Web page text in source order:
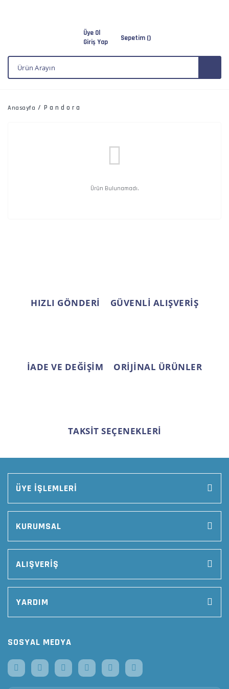
Üye Ol
Giriş Yap
Sepetim ()
Anasayfa Pandora
Ürün Bulunamadı.
HIZLI GÖNDERİ GÜVENLİ ALIŞVERİŞ
İADE VE DEĞİŞİM ORİJİNAL ÜRÜNLER
TAKSİT SEÇENEKLERİ
ÜYE İŞLEMLERİ
KURUMSAL
ALIŞVERİŞ
YARDIM
SOSYAL MEDYA